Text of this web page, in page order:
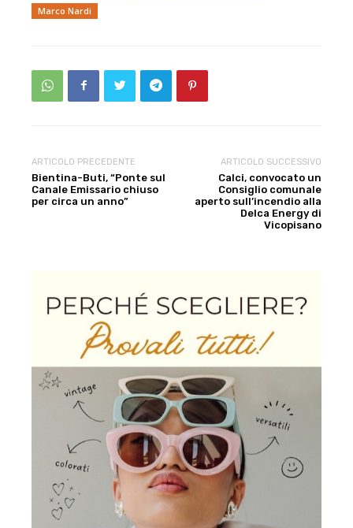
Marco Nardi
ARTICOLO PRECEDENTE
Bientina-Buti, “Ponte sul
Canale Emissario chiuso
per circa un anno”
ARTICOLO SUCCESSIVO
Calci, convocato un
Consiglio comunale
aperto sull’incendio alla
Delca Energy di
Vicopisano